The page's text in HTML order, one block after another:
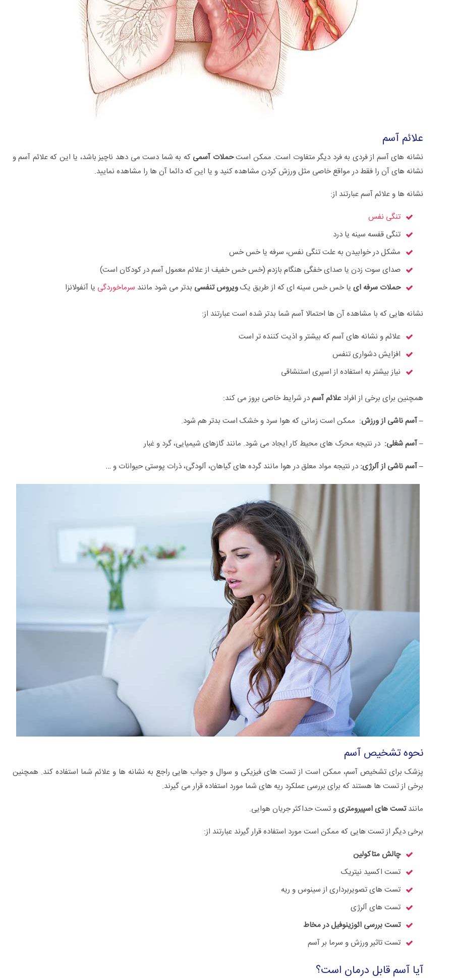
علائم آسم
نشانه های آسم از فردی به فرد دیگر متفاوت است. ممکن استحملات آسمی که به شما دست می دهد ناچیز باشد، یا این که علائم آسم و
نشانه های آن را فقط در مواقع خاصی مثل ورزش کردن مشاهده کنید و یا این که دائما آن ها را مشاهده نمایید.
نشانه ها و علائم آسم عبارتند از:
تنگی نفس
تنگی قفسه سینه یا درد
مشکل در خوابیدن به علت تنگی نفس، سرفه یا خس خس
صدای سوت زدن یا صدای خفگی هنگام بازدم (خس خس خفیف از علائم معمول آسم در کودکان است)
حملات سرفه ای یا خس خس سینه ای که از طریق یکویروس تنفسی بدتر می شود مانند سرماخوردگی یا آنفولانزا
نشانه هایی که با مشاهده آن ها احتمالا آسم شما بدتر شده است عبارتند از:
علائم و نشانه های آسم که بیشتر و اذیت کننده تر است
افزایش دشواری تنفس
نیاز بیشتر به استفاده از اسپری استنشاقی
همچنین برای برخی از افراد علائم آسمدر شرایط خاصی بروز می کند:
– آسم ناشی از ورزش: ممکن است زمانی که هوا سرد و خشک است بدتر هم شود.
– آسم شغلی: در نتیجه محرک های محیط کار ایجاد می شود. مانند گازهای شیمیایی، گرد و غبار
– آسم ناشی از آلرژی: در نتیجه مواد معلق در هوا مانند گرده های گیاهان، آلودگی، ذرات پوستی حیوانات و …
نحوه تشخیص آسم
پزشک برای تشخیص آسم، ممکن است از تست های فیزیکی و سوال و جواب هایی راجع به نشانه ها و علائم شما استفاده کند. همچنین
برخی از تست ها هستند که برای بررسی عملکرد ریه های شما مورد استفاده قرار می گیرند.
مانندتست های اسپیرومتریو تست حداکثر جریان هوایی.
برخی دیگر از تست هایی که ممکن است مورد استفاده قرار گیرند عبارتند از:
چالش متاکولین
تست اکسید نیتریک
تست های تصویربرداری از سینوس و ریه
تست های آلرژی
تست بررسی ائوزینوفیل در مخاط
تست تاثیر ورزش و سرما بر آسم
آیا آسم قابل درمان است؟